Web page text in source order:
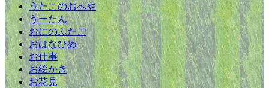
うたこのおへや
うーたん
おにのふたご
おはなひめ
お仕事
お絵かき
お花見